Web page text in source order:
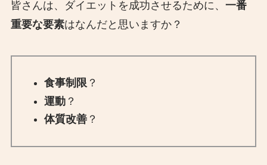
皆さんは、ダイエットを成功させるために、 一番
重要な要素はなんだと思いますか？
食事制限？
運動？
体質改善？